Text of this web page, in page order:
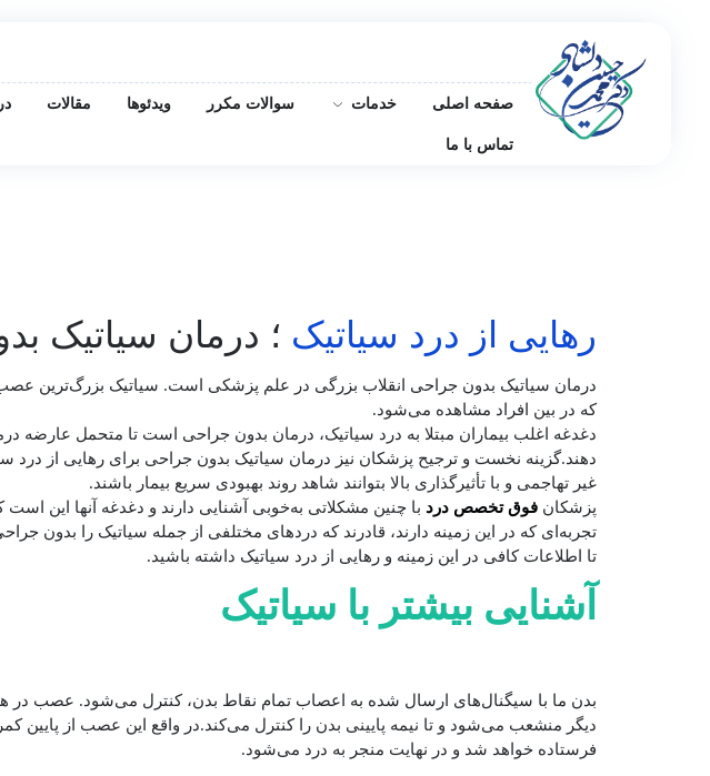
صفحه اصلی خدمات سوالات مکرر ویدئوها مقالات
تماس با ما
رهایی از درد سیاتیک ؛ درمان سیاتیک
درمان سیاتیک بدون جراحی انقلاب بزرگی در علم پزشکی است. سیاتیک بزرگ‌ترین
که در بین افراد مشاهده می‌شود.
دغدغه اغلب بیماران مبتلا به درد سیاتیک، درمان بدون جراحی است تا متحمل عارضه
دهند.گزینه نخست و ترجیح پزشکان نیز درمان سیاتیک بدون جراحی برای رهایی از درد
غیر تهاجمی و با تأثیرگذاری بالا بتوانند شاهد روند بهبودی سریع بیمار باشند.
پزشکان فوق تخصص درد با چنین مشکلاتی به‌خوبی آشنایی دارند و دغدغه آنها این
تجربه‌ای که در این زمینه دارند، قادرند که دردهای مختلفی از جمله سیاتیک را بدون
تا اطلاعات کافی در این زمینه و رهایی از درد سیاتیک داشته باشید.
آشنایی بیشتر با سیاتیک
بدن ما با سیگنال‌های ارسال شده به اعصاب تمام نقاط بدن، کنترل می‌شود. عصب
دیگر منشعب می‌شود و تا نیمه پایینی بدن را کنترل می‌کند.در واقع این عصب از
فرستاده خواهد شد و در نهایت منجر به درد می‌شود.